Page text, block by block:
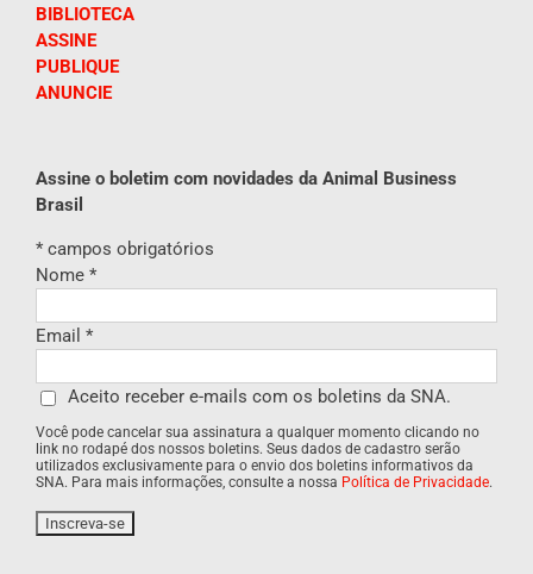
BIBLIOTECA
ASSINE
PUBLIQUE
ANUNCIE
Assine o boletim com novidades da Animal Business
Brasil
* campos obrigatórios
Nome *
Email *
Aceito receber e-mails com os boletins da SNA.
Você pode cancelar sua assinatura a qualquer momento clicando no
link no rodapé dos nossos boletins. Seus dados de cadastro serão
utilizados exclusivamente para o envio dos boletins informativos da
SNA. Para mais informações, consulte a nossa Política de Privacidade.